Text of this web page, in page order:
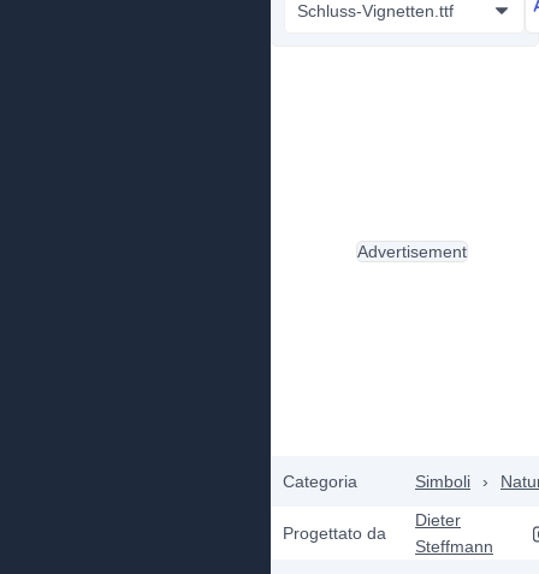
Schluss-Vignetten.ttf
Categoria Simboli ›
Progettato da
Dieter
Steffmann
Advertisement